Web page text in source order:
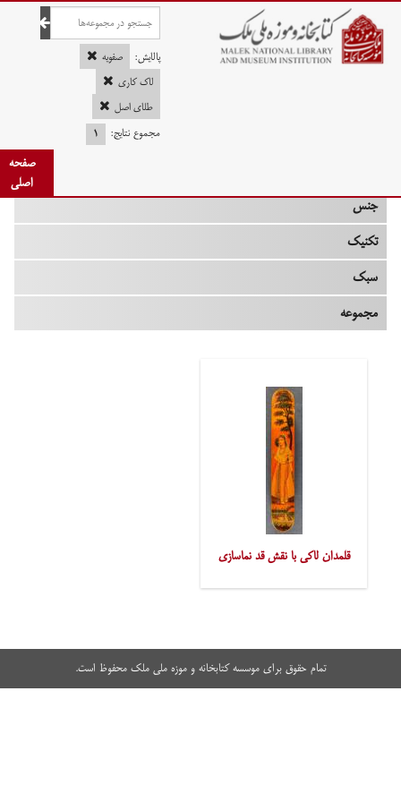
صفحه اصلی
پالایش:
صفویه
لاک کاری
طلای اصل
مجموع نتایج:
۱
صفحه
اصلی
جنس
تکنیک
سبک
مجموعه
قلمدان لاکی با نقش قد نماسازی
تمام حقوق برای موسسه کتابخانه و موزه ملی ملک محفوظ است.